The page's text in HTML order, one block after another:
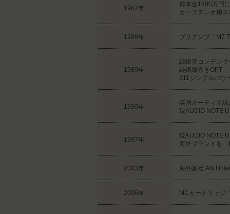
1987年
資本金1600万円
カーステレオ用ス
1988年 プリアンプ「M7
1989年
純銀箔コンデンサ
純銀線巻きOPT
211シングルパワ
1990年
英国オーディオ
現AUDIO NOTE
1997年
現AUDIO NOTE
海外ブランドを「
2003年 海外販社 ANJ
2006年 MCカートリッジ